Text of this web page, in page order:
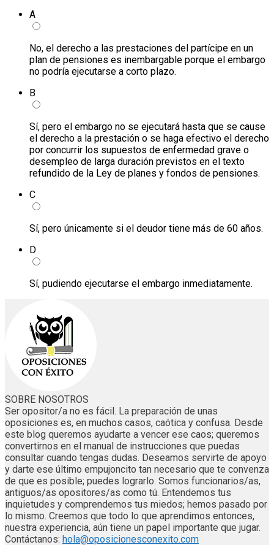
A
No, el derecho a las prestaciones del partícipe en un
plan de pensiones es inembargable porque el embargo
no podría ejecutarse a corto plazo.
B
Sí, pero el embargo no se ejecutará hasta que se cause
el derecho a la prestación o se haga efectivo el derecho
por concurrir los supuestos de enfermedad grave o
desempleo de larga duración previstos en el texto
refundido de la Ley de planes y fondos de pensiones.
C
Sí, pero únicamente si el deudor tiene más de 60 años.
D
Sí, pudiendo ejecutarse el embargo inmediatamente.
SOBRE NOSOTROS
Ser opositor/a no es fácil. La preparación de unas
oposiciones es, en muchos casos, caótica y confusa. Desde
este blog queremos ayudarte a vencer ese caos; queremos
convertirnos en el manual de instrucciones que puedas
consultar cuando tengas dudas. Deseamos servirte de apoyo
y darte ese último empujoncito tan necesario que te convenza
de que es posible; puedes lograrlo. Somos funcionarios/as,
antiguos/as opositores/as como tú. Entendemos tus
inquietudes y comprendemos tus miedos; hemos pasado por
lo mismo. Creemos que todo lo que aprendimos entonces,
nuestra experiencia, aún tiene un papel importante que jugar.
Contáctanos: hola@oposicionesconexito.com